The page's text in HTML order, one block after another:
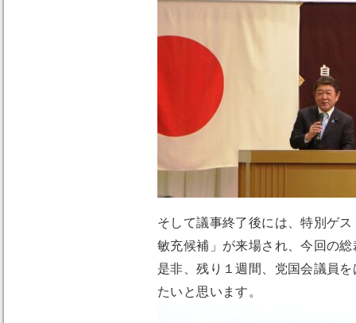
そして議事終了後には、特別ゲ
敏充候補」が来場され、今回の
是非、残り１週間、党国会議員
たいと思います。